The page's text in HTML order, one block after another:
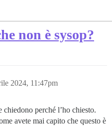
non è sysop?
2024, 11:47pm
chiedono perché l’ho chiesto.
avete mai capito che questo è